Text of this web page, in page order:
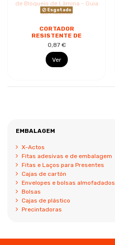
Esgotado
CORTADOR
RESISTENTE DE
PLÁSTICO DOHE -
LÂMINAS DE AÇO
SEGMENTADAS -
SISTEMA DE
0,87 €
Ver
EMBALAGEM
X-Actos
Fitas adesivas e de embalagem
Fitas e Laços para Presentes
Cajas de cartón
Envelopes e bolsas almofadados
Bolsas
Cajas de plástico
Precintadoras